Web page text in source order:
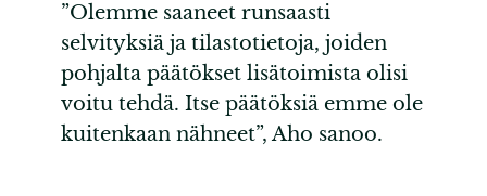
”Olemme saaneet runsaasti
selvityksiä ja tilastotietoja, joiden
pohjalta päätökset lisätoimista olisi
voitu tehdä. Itse päätöksiä emme ole
kuitenkaan nähneet”, Aho sanoo.